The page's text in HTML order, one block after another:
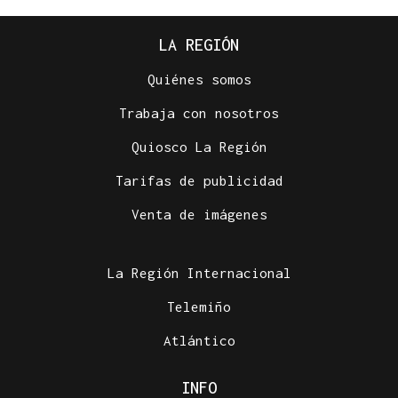
LA REGIÓN
Quiénes somos
Trabaja con nosotros
Quiosco La Región
Tarifas de publicidad
Venta de imágenes
La Región Internacional
Telemiño
Atlántico
INFO